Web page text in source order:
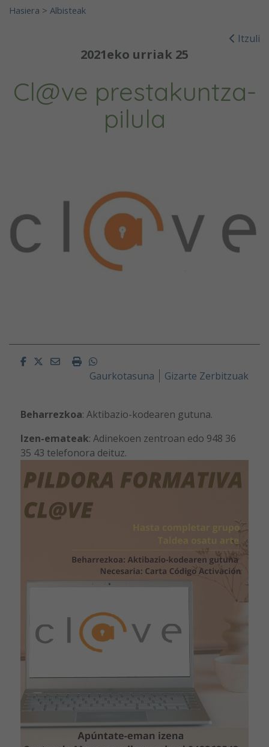
Hasiera > Albisteak
Itzuli
2021eko urriak 25
Cl@ve prestakuntza-
pilula
FacebookTwitterEmailImprimirWhatsapp
Gaurkotasuna
Gizarte Zerbitzuak
Beharrezkoa: Aktibazio-kodearen gutuna.
Izen-emateak: Adinekoen zentroan edo 948 36
35 43 telefonora deituz.